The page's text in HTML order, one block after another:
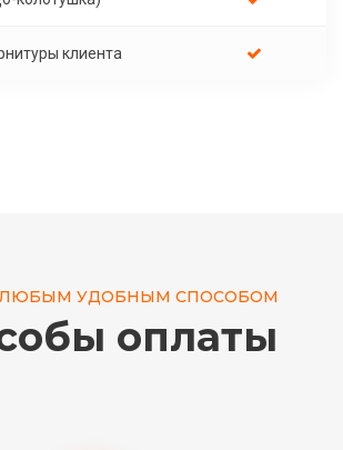
клиента
ЛЮБЫМ УДОБНЫМ СПОСОБОМ
оплаты